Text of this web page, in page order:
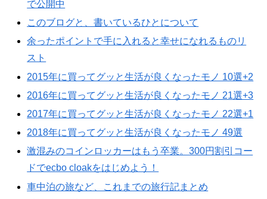
で公開中
このブログと、書いているひとについて
余ったポイントで手に入れると幸せになれるものリ
スト
2015年に買ってグッと生活が良くなったモノ 10選+2
2016年に買ってグッと生活が良くなったモノ 21選+3
2017年に買ってグッと生活が良くなったモノ 22選+1
2018年に買ってグッと生活が良くなったモノ 49選
激混みのコインロッカーはもう卒業。300円割引コー
ドでecbo cloakをはじめよう！
車中泊の旅など、これまでの旅行記まとめ